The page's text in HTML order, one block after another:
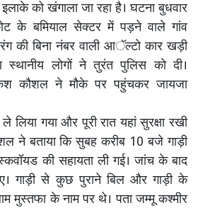
को खंगाला जा रहा है। घटना बुधवार
के बमियाल सेक्टर में पड़ने वाले गांव
की बिना नंबर वाली आॅल्टो कार खड़ी
लोगों ने तुरंत पुलिस को दी।
कौशल ने मौके पर पहुंचकर जायजा
लिया गया और पूरी रात यहां सुरक्षा रखी
ने बताया कि सुबह करीब 10 बजे गाड़ी
की सहायता ली गई। जांच के बाद
गाड़ी से कुछ पुराने बिल और गाड़ी के
मुस्तफा के नाम पर थे। पता जम्मू कश्मीर